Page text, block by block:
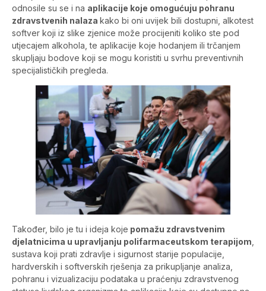
odnosile su se i na aplikacije koje omogućuju pohranu
zdravstvenih nalaza kako bi oni uvijek bili dostupni, alkotest
softver koji iz slike zjenice može procijeniti koliko ste pod
utjecajem alkohola, te aplikacije koje hodanjem ili trčanjem
skupljaju bodove koji se mogu koristiti u svrhu preventivnih
specijalističkih pregleda.
Također, bilo je tu i ideja koje pomažu zdravstvenim
djelatnicima u upravljanju polifarmaceutskom terapijom
sustava koji prati zdravlje i sigurnost starije populacije,
hardverskih i softverskih rješenja za prikupljanje analiza,
pohranu i vizualizaciju podataka u praćenju zdravstvenog